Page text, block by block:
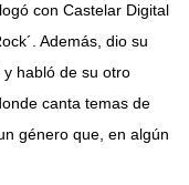
con Castelar Digital
Además, dio su
habló de su otro
canta temas de
género que, en algún